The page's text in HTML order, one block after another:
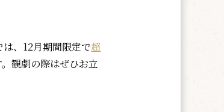
、12月期間限定で超
。観劇の際はぜひお立